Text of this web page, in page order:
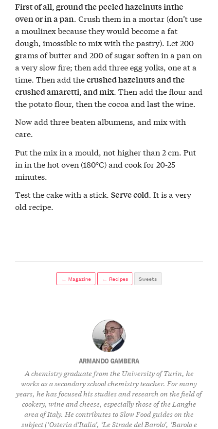
First of all, ground the peeled hazelnuts inthe
oven or in a pan. Crush them in a mortar (don’t use
a moulinex because they would become a fat
dough, imossible to mix with the pastry). Let 200
grams of butter and 200 of sugar soften in a pan on
a very slow fire; then add three egg yolks, one at a
time. Then add thecrushed hazelnuts and the
crushed amaretti, and mix. Then add the flour and
the potato flour, then the cocoa and last the wine.
Now add three beaten albumens, and mix with
care.
Put the mix in a mould, not higher than 2 cm. Put
in in the hot oven (180°C) and cook for 20-25
minutes.
Test the cake with a stick.Serve cold. It is a very
old recipe.
← Magazine ← Recipes Sweets
ARMANDO GAMBERA
A chemistry graduate from the University of Turin, he
works as a secondary school chemistry teacher. For many
years, he has focused his studies and research on the field of
cookery, wine and cheese, especially those of the Langhe
area of Italy. He contributes to Slow Food guides on the
subject (‘Osteria d’Italia’, ‘Le Strade del Barolo’, ‘Barolo e